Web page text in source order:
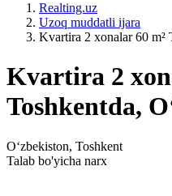
Realting.uz
Uzoq muddatli ijara
Kvartira 2 xonalar 60 m²
Kvartira 2
Toshkentda,
Oʻzbekiston, Toshkent
Talab bo'yicha narx